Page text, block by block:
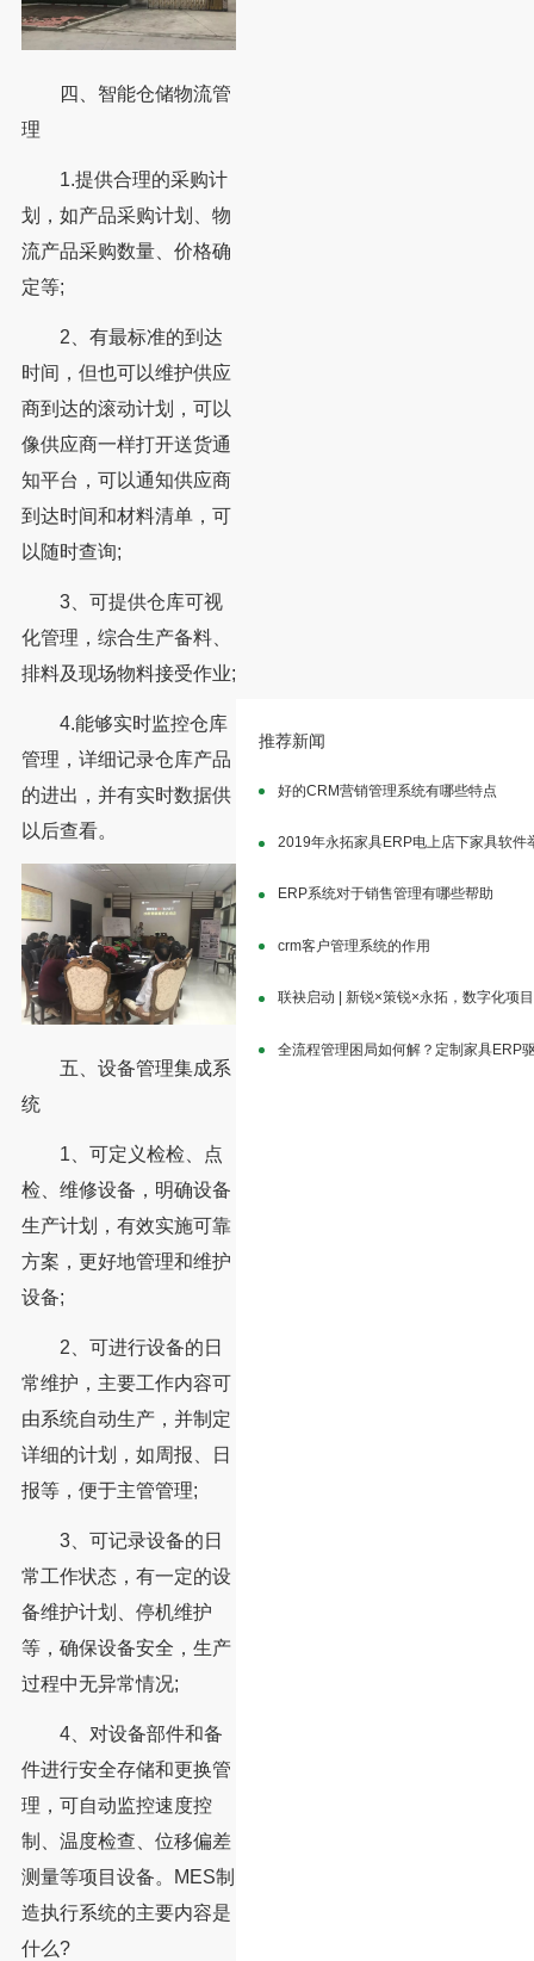
四、智能仓储物流管
理
1.提供合理的采购计
划，如产品采购计划、物
流产品采购数量、价格确
定等;
2、有最标准的到达
时间，但也可以维护供应
商到达的滚动计划，可以
像供应商一样打开送货通
知平台，可以通知供应商
到达时间和材料清单，可
以随时查询;
3、可提供仓库可视
化管理，综合生产备料、
排料及现场物料接受作业;
4.能够实时监控仓库
管理，详细记录仓库产品
的进出，并有实时数据供
以后查看。
五、设备管理集成系
统
1、可定义检检、点
检、维修设备，明确设备
生产计划，有效实施可靠
方案，更好地管理和维护
设备;
2、可进行设备的日
常维护，主要工作内容可
由系统自动生产，并制定
详细的计划，如周报、日
报等，便于主管管理;
3、可记录设备的日
常工作状态，有一定的设
备维护计划、停机维护
等，确保设备安全，生产
过程中无异常情况;
4、对设备部件和备
件进行安全存储和更换管
理，可自动监控速度控
制、温度检查、位移偏差
测量等项目设备。MES制
造执行系统的主要内容是
什么?
推荐新闻
好的CRM营销管理系统有哪些特点
2019年永拓家具ERP电上店下家具软件
ERP系统对于销售管理有哪些帮助
crm客户管理系统的作用
联袂启动 | 新锐×策锐×永拓，数字化项
全流程管理困局如何解？定制家具ERP